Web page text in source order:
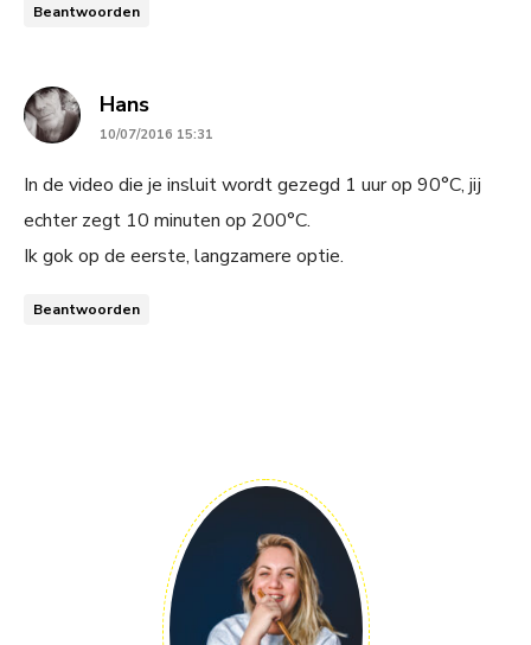
Beantwoorden
Hanssays:
10/07/2016 15:31
In de video die je insluit wordt gezegd 1 uur op 90°C, jij
echter zegt 10 minuten op 200°C.
Ik gok op de eerste, langzamere optie.
Beantwoorden